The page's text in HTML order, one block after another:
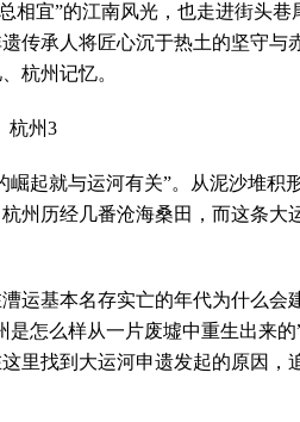
相宜”的江南风光，也走进街头
传承人将匠心沉于热土的坚守与
杭州记忆。
起就与运河有关”。从泥沙堆积
州历经几番沧海桑田，而这条大
基本名存实亡的年代为什么会
怎么样从一片废墟中重生出来
里找到大运河申遗发起的原因，